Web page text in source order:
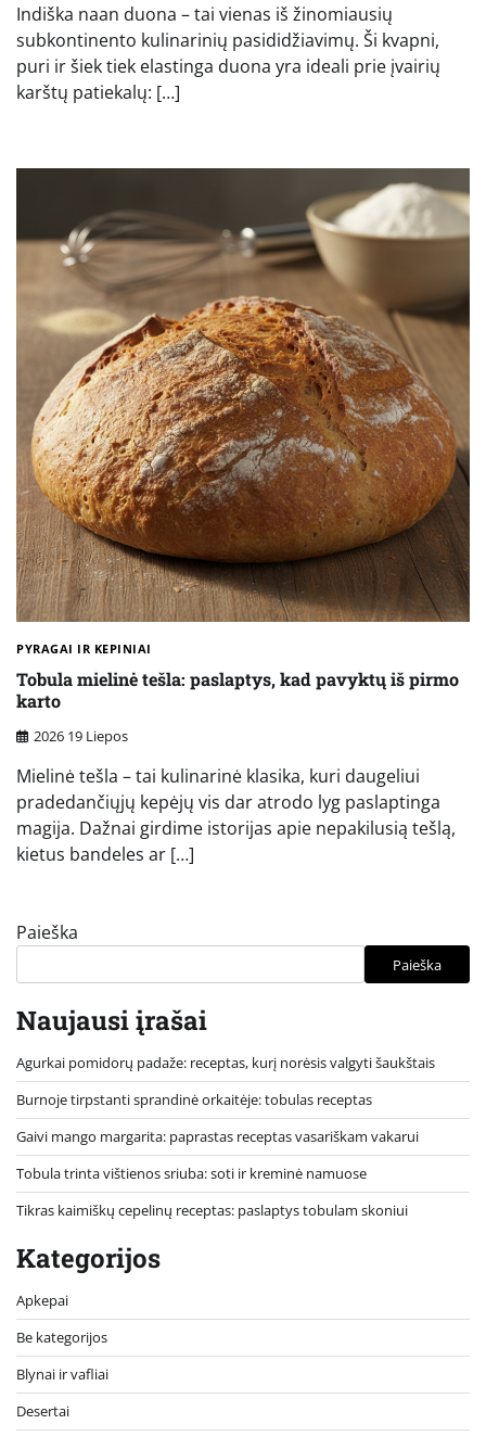
Indiška naan duona – tai vienas iš žinomiausių
subkontinento kulinarinių pasididžiavimų. Ši kvapni,
puri ir šiek tiek elastinga duona yra ideali prie įvairių
karštų patiekalų: […]
PYRAGAI IR KEPINIAI
Tobula mielinė tešla: paslaptys, kad pavyktų iš pirmo
karto
2026 19 Liepos
Mielinė tešla – tai kulinarinė klasika, kuri daugeliui
pradedančiųjų kepėjų vis dar atrodo lyg paslaptinga
magija. Dažnai girdime istorijas apie nepakilusią tešlą,
kietus bandeles ar […]
Paieška
Paieška
Naujausi įrašai
Agurkai pomidorų padaže: receptas, kurį norėsis valgyti šaukštais
Burnoje tirpstanti sprandinė orkaitėje: tobulas receptas
Gaivi mango margarita: paprastas receptas vasariškam vakarui
Tobula trinta vištienos sriuba: soti ir kreminė namuose
Tikras kaimiškų cepelinų receptas: paslaptys tobulam skoniui
Kategorijos
Apkepai
Be kategorijos
Blynai ir vafliai
Desertai